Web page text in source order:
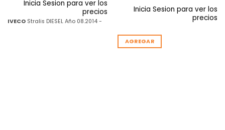
Inicia Sesion para ver los
precios
IVECOStralis DIESEL Año 08.2014 -
Inicia Sesion para ver los
precios
AGREGAR